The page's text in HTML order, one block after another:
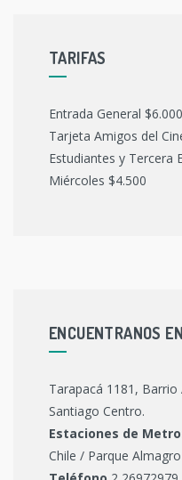
TARIFAS
Entrada General $6.000
Tarjeta Amigos del
Estudiantes y Tercera
Miércoles $4.500
ENCUENTRANOS EN
Tarapacá 1181,
Santiago Centro.
Estaciones de
Chile / Parque Almagro